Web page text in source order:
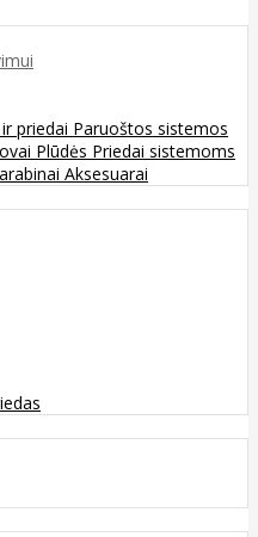
priedai Paruoštos sistemos
Plūdės Priedai sistemoms
Aksesuarai